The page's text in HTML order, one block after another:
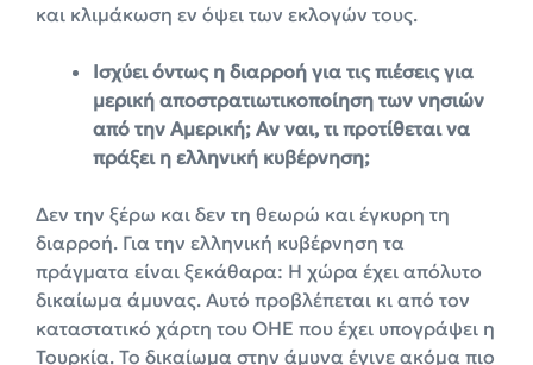
και κλιμάκωση εν όψει των εκλογών τους.
Ισχύει όντως η διαρροή για τις πιέσεις για
μερική αποστρατιωτικοποίηση των νησιών
από την Αμερική; Αν ναι, τι προτίθεται να
πράξει η ελληνική κυβέρνηση;
Δεν την ξέρω και δεν τη θεωρώ και έγκυρη τη
διαρροή. Για την ελληνική κυβέρνηση τα
πράγματα είναι ξεκάθαρα: Η χώρα έχει απόλυτο
δικαίωμα άμυνας. Αυτό προβλέπεται κι από τον
καταστατικό χάρτη του ΟΗΕ που έχει υπογράψει η
Τουρκία. Το δικαίωμα στην άμυνα έγινε ακόμα πιο